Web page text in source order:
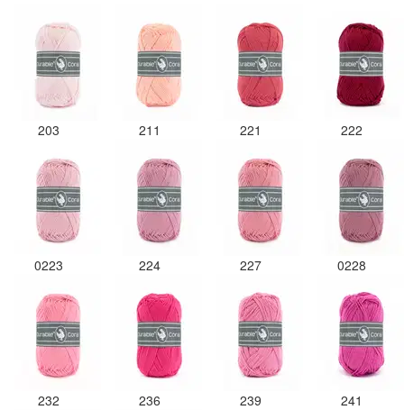
203 211 221 222
0223 224 227 0228
232 236 239 241